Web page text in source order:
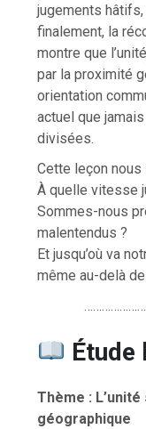
jugements
finalement, la
montre que
par la proximité
orientation
actuel que
divisées.
Cette leçon nous
À quelle vitesse
Sommes-nous
malentendus ?
Et jusqu’où va
même au-delà
Étude
Thème :
géographique